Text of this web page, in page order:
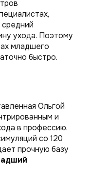
средний
ухода. Поэтому
младшего
быстро.
Ольгой
и
в профессию.
со 120
прочную базу